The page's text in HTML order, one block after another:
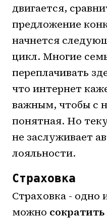
двигается,
предложение
начнется
цикл. Многие
переплачивать
что интернет
важным, чтобы с
понятная. Но
не заслуживает
лояльности.
Страховка
Страховка - одно
можно